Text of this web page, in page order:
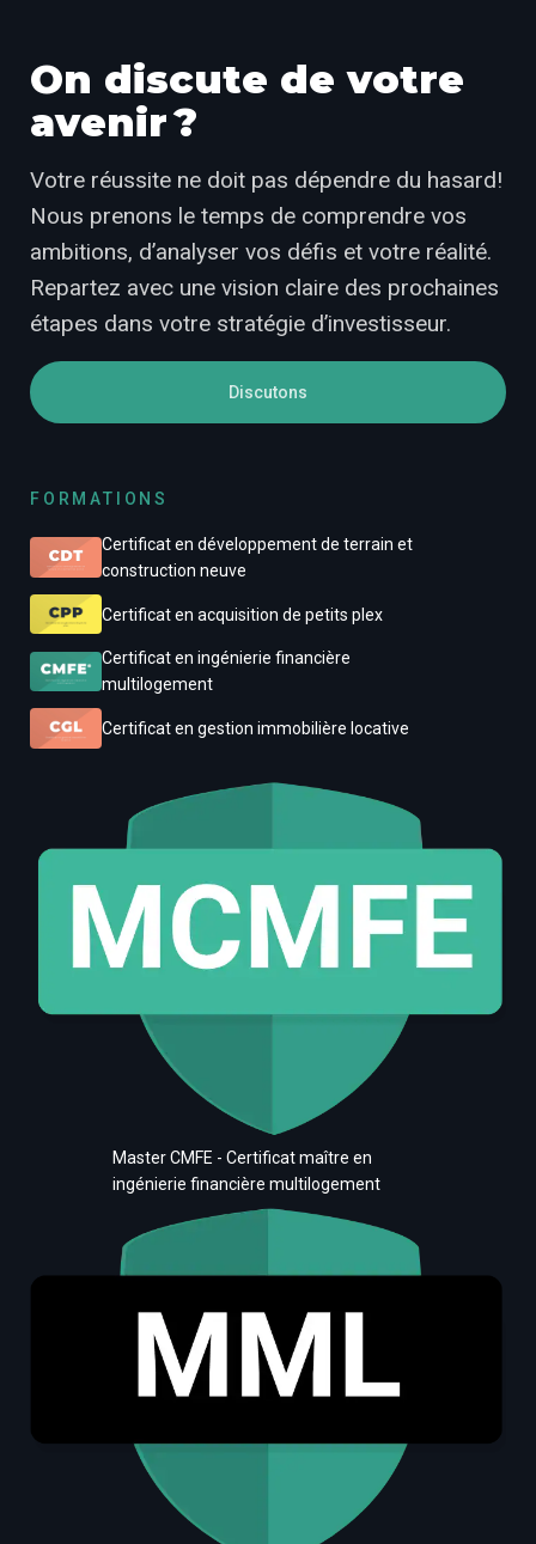
On discute de votre
avenir ?
Votre réussite ne doit pas dépendre du hasard!
Nous prenons le temps de comprendre vos
ambitions, d’analyser vos défis et votre réalité.
Repartez avec une vision claire des prochaines
étapes dans votre stratégie d’investisseur.
Discutons
FORMATIONS
Certificat en développement de terrain et
construction neuve
Certificat en acquisition de petits plex
Certificat en ingénierie financière
multilogement
Certificat en gestion immobilière locative
Master CMFE - Certificat maître en
ingénierie financière multilogement